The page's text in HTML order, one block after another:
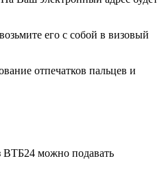
его с собой в визовый
отпечатков пальцев и
ВТБ24 можно подавать